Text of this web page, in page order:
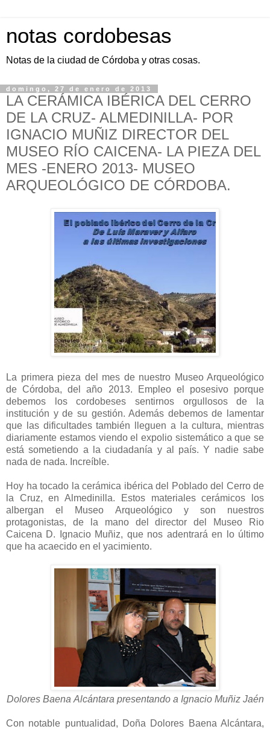
notas cordobesas
Notas de la ciudad de Córdoba y otras cosas.
domingo, 27 de enero de 2013
LA CERÁMICA IBÉRICA DEL CERRO
DE LA CRUZ- ALMEDINILLA- POR
IGNACIO MUÑIZ DIRECTOR DEL
MUSEO RÍO CAICENA- LA PIEZA DEL
MES -ENERO 2013- MUSEO
ARQUEOLÓGICO DE CÓRDOBA.
La primera pieza del mes de nuestro Museo Arqueológico
de Córdoba, del año 2013. Empleo el posesivo porque
debemos los cordobeses sentirnos orgullosos de la
institución y de su gestión. Además debemos de lamentar
que las dificultades también lleguen a la cultura, mientras
diariamente estamos viendo el expolio sistemático a que se
está sometiendo a la ciudadanía y al país. Y nadie sabe
nada de nada. Increíble.
Hoy ha tocado la cerámica ibérica del Poblado del Cerro de
la Cruz, en Almedinilla. Estos materiales cerámicos los
albergan el Museo Arqueológico y son nuestros
protagonistas, de la mano del director del Museo Rio
Caicena D. Ignacio Muñiz, que nos adentrará en lo último
que ha acaecido en el yacimiento.
Dolores Baena Alcántara presentando a Ignacio Muñiz Jaén
Con notable puntualidad, Doña Dolores Baena Alcántara,